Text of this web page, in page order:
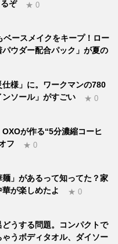
ぞ ★ 0
ベースメイクをキープ！ロー
パウダー配合パック」が夏の
様」に。ワークマンの780
ンソール」がすごい
★ 0
が作る“5分濃縮コーヒ
フ
★ 0
」があるって知ってた？家
が楽しめたよ
★ 0
うする問題。コンパクトで
うボディタオル、ダイソー